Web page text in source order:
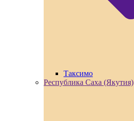
Таксимо
Республика Саха (Якутия)